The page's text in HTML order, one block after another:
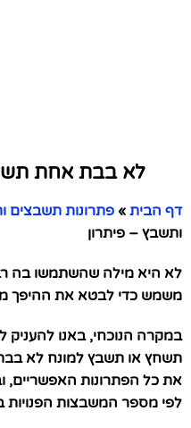
לא בבת אחת
דף הבית » פתרונות תשבצים
ותשבץ – פיתרון
לא היא מילה שהשתמשו בה
משמש כדי לבטא את ההיפך
במקרה הנוכחי, באנו
תשחץ או תשבץ למונח לא
את כל הפתרונות האפשריים,
לפי מספר המשבצות